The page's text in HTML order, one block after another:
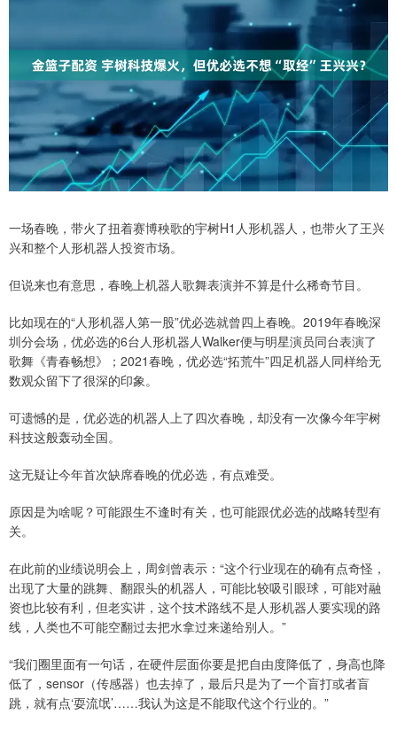
一场春晚，带火了扭着赛博秧歌的宇树H1人形机器人，也带火了王兴
兴和整个人形机器人投资市场。
但说来也有意思，春晚上机器人歌舞表演并不算是什么稀奇节目。
比如现在的“人形机器人第一股”优必选就曾四上春晚。2019年春晚深
圳分会场，优必选的6台人形机器人Walker便与明星演员同台表演了
歌舞《青春畅想》；2021春晚，优必选“拓荒牛”四足机器人同样给无
数观众留下了很深的印象。
可遗憾的是，优必选的机器人上了四次春晚，却没有一次像今年宇树
科技这般轰动全国。
这无疑让今年首次缺席春晚的优必选，有点难受。
原因是为啥呢？可能跟生不逢时有关，也可能跟优必选的战略转型有
关。
在此前的业绩说明会上，周剑曾表示：“这个行业现在的确有点奇怪，
出现了大量的跳舞、翻跟头的机器人，可能比较吸引眼球，可能对融
资也比较有利，但老实讲，这个技术路线不是人形机器人要实现的路
线，人类也不可能空翻过去把水拿过来递给别人。”
“我们圈里面有一句话，在硬件层面你要是把自由度降低了，身高也降
低了，sensor（传感器）也去掉了，最后只是为了一个盲打或者盲
跳，就有点‘耍流氓’……我认为这是不能取代这个行业的。”